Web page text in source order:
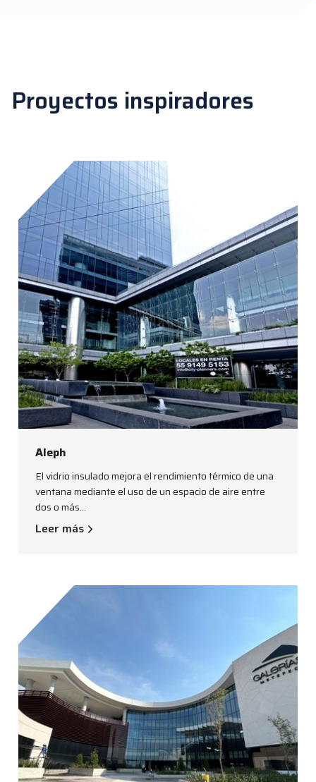
Proyectos inspiradores
Aleph
El vidrio insulado mejora el rendimiento térmico de una
ventana mediante el uso de un espacio de aire entre
dos o más...
Leer más